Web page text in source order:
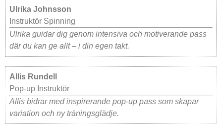
Ulrika Johnsson
Instruktör Spinning
Ulrika guidar dig genom intensiva och motiverande pass
där du kan ge allt – i din egen takt.
Allis Rundell
Pop-up Instruktör
Allis bidrar med inspirerande pop-up pass som skapar
variation och ny träningsglädje.